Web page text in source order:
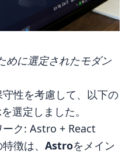
めに選定されたモダン
性を考慮して、以下の
選定しました。
ク: Astro + React
徴は、 Astroをメイン